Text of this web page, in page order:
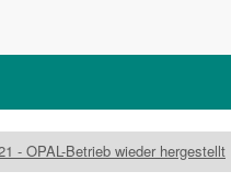
- OPAL-Betrieb wieder hergestellt